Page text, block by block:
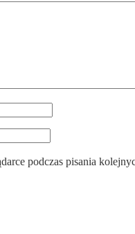
podczas pisania